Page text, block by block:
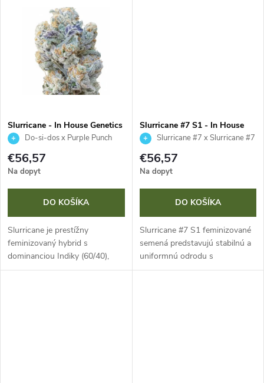
v
vzhľad a terpenový profil plný...
Slurricane - In House Genetics
3 ks Do-si-dos x Purple Punch
€56,57
Na dopyt
DO KOŠÍKA
Slurricane je prestížny
feminizovaný hybrid s
dominanciou Indiky (60/40),
kríženec Do-Si-Dos a Purple
Slurricane #7 S1 - In House
Genetics 3 ks
Slurricane #7 x Slurricane #7
€56,57
Na dopyt
DO KOŠÍKA
Slurricane #7 S1 feminizované
semená predstavujú stabilnú a
uniformnú odrodu s
dominanciou Indiky (70 %